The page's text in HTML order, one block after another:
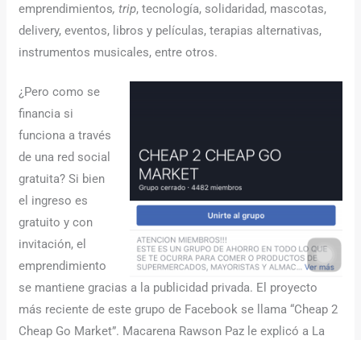
emprendimientos, trip, tecnología, solidaridad, mascotas,
delivery, eventos, libros y películas, terapias alternativas,
instrumentos musicales, entre otros.
¿Pero como se
financia si
funciona a través
de una red social
gratuita? Si bien
el ingreso es
gratuito y con
invitación, el
emprendimiento
se mantiene gracias a la publicidad privada. El proyecto
más reciente de este grupo de Facebook se llama “Cheap 2
Cheap Go Market”. Macarena Rawson Paz le explicó a La